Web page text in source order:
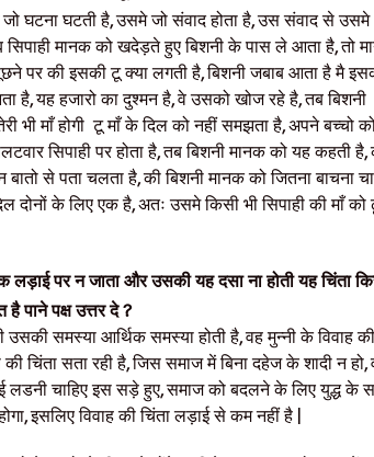
घटना घटती है, उसमे जो संवाद होता है, उस संवाद से उसमे
सिपाही मानक को खदेड़ते हुए बिशनी के पास ले आता है, तो
पर की इसकी टू क्या लगती है, बिशनी जबाब आता है मै
है, यह हजारो का दुश्मन है, वे उसको खोज रहे है, तब बिशनी
भी माँ होगी टू माँ के दिल को नहीं समझता है, अपने बच्चो
सिपाही पर होता है, तब बिशनी मानक को यह कहती है,
बातो से पता चलता है, की बिशनी मानक को जितना बाचना
दोनों के लिए एक है, अतः उसमे किसी भी सिपाही की माँ को
लड़ाई पर न जाता और उसकी यह दसा ना होती यह चिंता
पक्ष उत्तर दे ?
उसकी समस्या आर्थिक समस्या होती है, वह मुन्नी के विवाह की
की चिंता सता रही है, जिस समाज में बिना दहेज के शादी न हो,
चाहिए इस सड़े हुए, समाज को बदलने के लिए युद्ध के
इसलिए विवाह की चिंता लड़ाई से कम नहीं है |